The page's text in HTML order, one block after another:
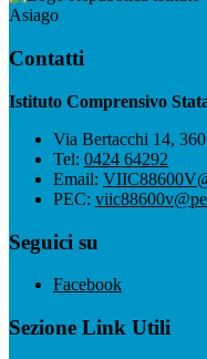
Asiago
Contatti
Istituto Comprensivo
Via Bertacchi 14,
Tel: 0424 64292
Email:
PEC:
Seguici su
Facebook
Sezione Link Utili